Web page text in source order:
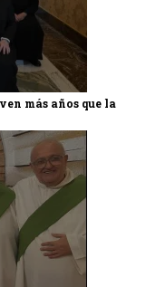
más años que la